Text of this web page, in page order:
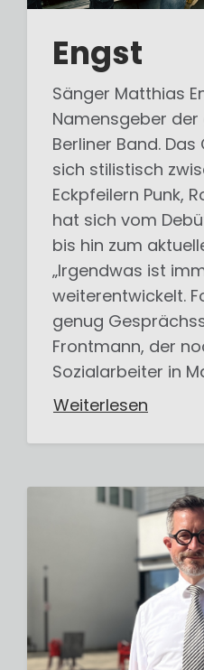
Engst
Sänger Matthias
Namensgeber
Berliner Band.
sich stilistisch
Eckpfeilern Punk,
hat sich vom
bis hin zum
„Irgendwas ist
weiterentwickelt.
genug
Frontmann, der
Sozialarbeiter in
Weiterlesen